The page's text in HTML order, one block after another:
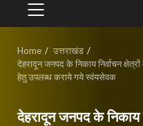
PRIMARY
Home
उत्तराखंड
देहरादून जनपद के निकाय निर्वाचन
हेतु उपलब्ध कराये गये स्वंयसेवक
देहरादून जनपद के निकाय